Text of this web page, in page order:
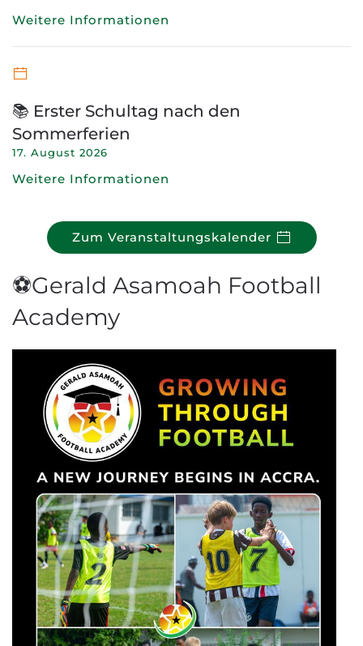
Weitere Informationen
📚 Erster Schultag nach den
Sommerferien
17. August 2026
Weitere Informationen
Zum Veranstaltungskalender
⚽Gerald Asamoah Football
Academy